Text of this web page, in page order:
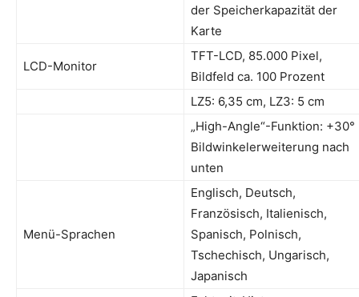
der Speicherkapazität der
Karte
LCD-Monitor
TFT-LCD, 85.000 Pixel,
Bildfeld ca. 100 Prozent
LZ5: 6,35 cm, LZ3: 5 cm
„High-Angle“-Funktion: +30°
Bildwinkelerweiterung nach
unten
Menü-Sprachen
Englisch, Deutsch,
Französisch, Italienisch,
Spanisch, Polnisch,
Tschechisch, Ungarisch,
Japanisch